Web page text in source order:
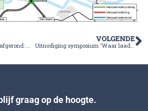
Beter Bereikbaar Gouwe afgerond: wachten op de Bodegravenboog
VOLGENDE
Uitnodiging symposium ‘Waar laad jij jouw energie?’
graag op de hoogte.